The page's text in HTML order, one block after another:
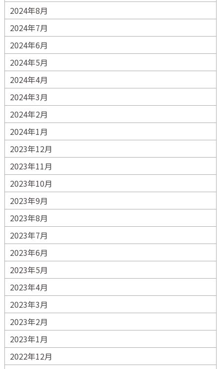
2024年8月
2024年7月
2024年6月
2024年5月
2024年4月
2024年3月
2024年2月
2024年1月
2023年12月
2023年11月
2023年10月
2023年9月
2023年8月
2023年7月
2023年6月
2023年5月
2023年4月
2023年3月
2023年2月
2023年1月
2022年12月